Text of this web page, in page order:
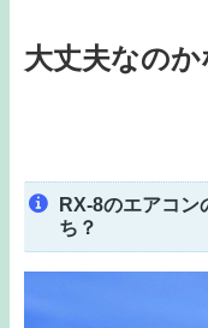
大丈夫なのか
RX-8のエアコン
ち？